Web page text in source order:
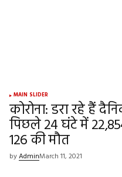
MAIN SLIDER
कोरोना: डरा रहे हैं
पिछले 24 घंटे में
126 की मौत
byAdminMarch 11, 2021